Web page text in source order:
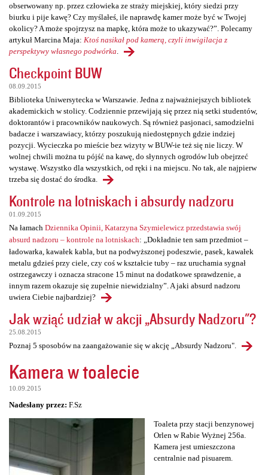
obserwowany np. przez człowieka ze straży miejskiej, który siedzi przy
biurku i pije kawę? Czy myślałeś, ile naprawdę kamer może być w Twojej
okolicy? A może spojrzysz na mapkę, która może to ukazywać?”. Polecamy
artykuł Marcina Maja: Ktoś nasikał pod kamerą, czyli inwigilacja z
perspektywy własnego podwórka
Checkpoint BUW
08.09.2015
Biblioteka Uniwersytecka w Warszawie. Jedna z najważniejszych bibliotek
akademickich w stolicy. Codziennie przewijają się przez nią setki studentów,
doktorantów i pracowników naukowych. Są również pasjonaci, samodzielni
badacze i warszawiacy, którzy poszukują niedostępnych gdzie indziej
pozycji. Wycieczka po mieście bez wizyty w BUW-ie też się nie liczy. W
wolnej chwili można tu pójść na kawę, do słynnych ogrodów lub obejrzeć
wystawę. Wszystko dla wszystkich, od ręki i na miejscu. No tak, ale najpierw
trzeba się dostać do środka.
Kontrole na lotniskach i absurdy nadzoru
01.09.2015
Na łamach Dziennika Opinii, Katarzyna Szymielewicz przedstawia swój
absurd nadzoru – kontrole na lotniskach: „Dokładnie ten sam przedmiot –
ładowarka, kawałek kabla, but na podwyższonej podeszwie, pasek, kawałek
metalu gdzieś przy ciele, czy coś w kształcie tuby – raz uruchamia sygnał
ostrzegawczy i oznacza stracone 15 minut na dodatkowe sprawdzenie, a
innym razem okazuje się zupełnie niewidzialny”. A jaki absurd nadzoru
uwiera Ciebie najbardziej?
Jak wziąć udział w akcji „Absurdy Nadzoru"?
25.08.2015
Poznaj 5 sposobów na zaangażowanie się w akcję „Absurdy Nadzoru".
Kamera w toalecie
10.09.2015
Nadesłany przez: F.Sz
Toaleta przy stacji benzynowej
Orlen w Rabie Wyżnej 256a.
Kamera jest umieszczona
centralnie nad pisuarem.